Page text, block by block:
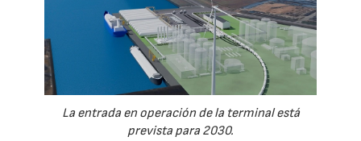
La entrada en operación de la terminal está
prevista para 2030.